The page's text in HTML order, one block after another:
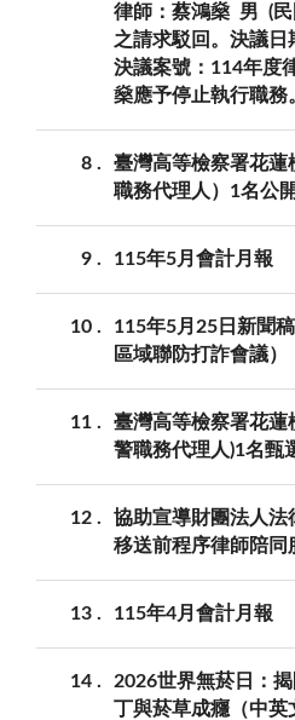
律師：蔡鴻燊 男 (
之請求駁回。決議
決議案號：114年度
燊應予停止執行職務
8
臺灣高等檢察署花蓮
職務代理人）1名公
9 115年5月會計月報
10
115年5月25日新聞
區域聯防打詐會議）
11
臺灣高等檢察署花蓮
警職務代理人)1名甄
12
協助宣導財團法人法
移送前程序律師陪同
13 115年4月會計月報
14
2026世界無菸日：
丁與菸草成癮（中英